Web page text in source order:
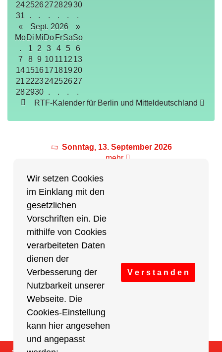
Wir setzen Cookies
im Einklang mit den
gesetzlichen
Vorschriften ein. Die
mithilfe von Cookies
verarbeiteten Daten
dienen der
Verbesserung der
Nutzbarkeit unserer
Webseite. Die
Cookies-Einstellung
kann hier angesehen
und angepasst
V e r s t a n d e n
24252627282930
31
. . . . .
.
«
Sept. 2026
»
MoDi MiDo FrSaSo
.
1 2 3 4 5
6
7
8 9 10 1112 13
141516171819 20
21 222324252627
282930 . . .
.
RTF-Kalender für Berlin und Mitteldeutschland
Sonntag, 13. September 2026
mehr
Partner des Breitensports